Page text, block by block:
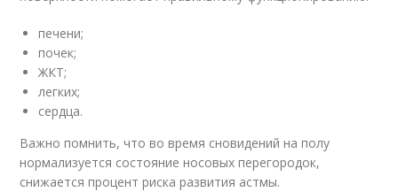
печени;
почек;
ЖКТ;
легких;
сердца.
Важно помнить, что во время сновидений на полу
нормализуется состояние носовых перегородок,
снижается процент риска развития астмы.